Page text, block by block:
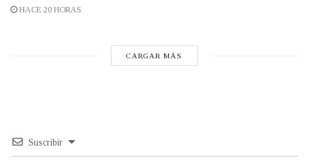
HACE 20 HORAS
CARGAR MÁS
Suscribir